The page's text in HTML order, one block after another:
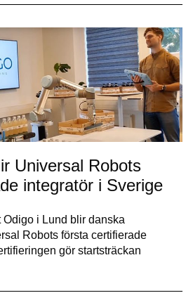
Universal Robots
integratör i Sverige
i Lund blir danska
Robots första certifierade
gör startsträckan